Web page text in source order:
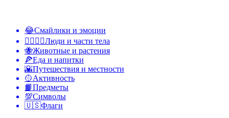
😂Смайлики и эмоции
👩‍❤️‍💋‍👨Люди и части тела
🐝Животные и растения
🍕Еда и напитки
🌇Путешествия и местности
🥎Активность
📙Предметы
💯Символы
🇺🇸Флаги